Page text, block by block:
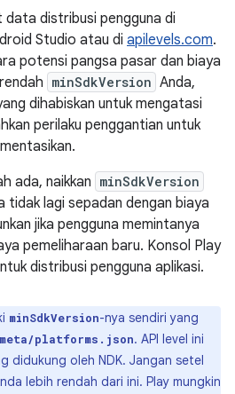
data distribusi pengguna di
Studio atau di apilevels.com.
potensi pangsa pasar dan biaya
minSdkVersion Anda,
dihabiskan untuk mengatasi
perilaku penggantian untuk
ada, naikkan minSdkVersion
tidak lagi sepadan dengan biaya
jika pengguna memintanya
pemeliharaan baru. Konsol Play
distribusi pengguna aplikasi.
minSdkVersion-nya sendiri yang
meta/platforms.json. API level ini
didukung oleh NDK. Jangan setel
lebih rendah dari ini. Play mungkin